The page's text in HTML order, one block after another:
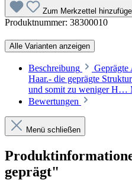
Zum Merkzettel
Produktnummer: 38300010
Alle Varianten anzeigen
Beschreibung
Geprägte
Haar.- die geprägte
und somit zu weniger H…
Bewertungen
Menü schließen
geprägt"